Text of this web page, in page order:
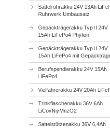
Sattelrohrakku 24V 13Ah
Ruhrwerk Umbausatz
Gepäckträgerakku Typ II 24V
15Ah LiFePo4 Phylion
Gepäckträgerakku Typ II 24V
15Ah LiFePo4 mit
Berufspendlerakku 24V 15Ah
LiFePo4
Vielfahrerakku 24V 20Ah
Trinkflaschenakku 36V 6Ah
LiCoxNiyMnzO2
Sattelstützenakku 36V 6,4Ah